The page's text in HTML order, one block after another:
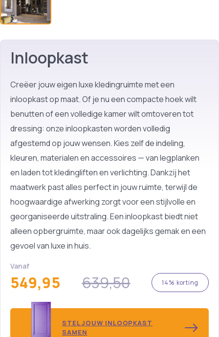
Inloopkast
Creëer jouw eigen luxe kledingruimte met een
inloopkast op maat. Of je nu een compacte hoek wilt
benutten of een volledige kamer wilt omtoveren tot
dressing: onze inloopkasten worden volledig
afgestemd op jouw wensen. Kies zelf de indeling,
kleuren, materialen en accessoires — van legplanken
en laden tot kledingliften en verlichting. Dankzij het
maatwerk past alles perfect in jouw ruimte, terwijl de
hoogwaardige afwerking zorgt voor een stijlvolle en
georganiseerde uitstraling. Een inloopkast biedt niet
alleen opbergruimte, maar ook dagelijks gemak en een
gevoel van luxe in huis.
Vanaf
549,95 639,50 14% korting
STEL JOUW INLOOPKAST
SAMEN